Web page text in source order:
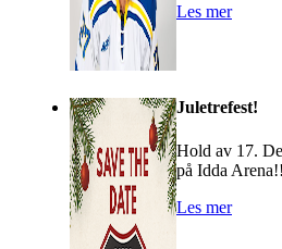
Les mer
Juletrefest!
Hold av 17.
på Idda Arena!!
Les mer